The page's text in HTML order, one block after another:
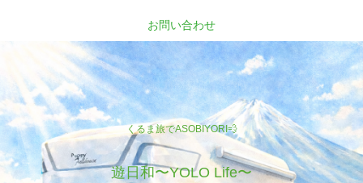
くるま旅でASOBIYORI💨
遊日和〜YOLO Life〜
お問い合わせ